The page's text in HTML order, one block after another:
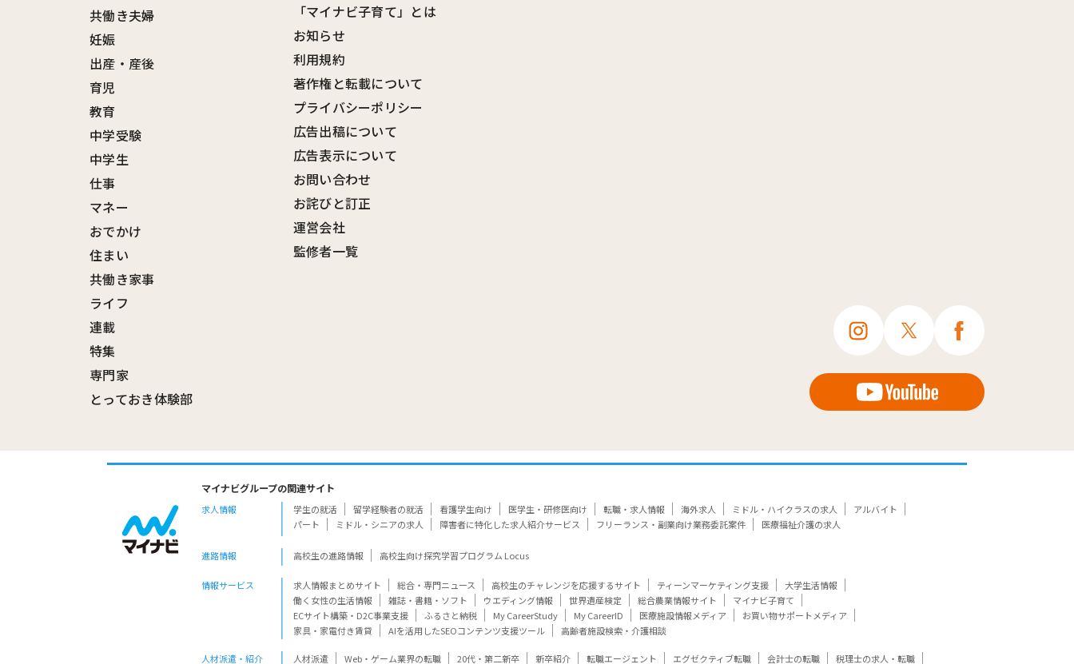
共働き夫婦
妊娠
出産・産後
育児
教育
中学受験
中学生
仕事
マネー
おでかけ
住まい
共働き家事
ライフ
連載
特集
専門家
とっておき体験部
「マイナビ子育て」とは
お知らせ
利用規約
著作権と転載について
プライバシーポリシー
広告出稿について
広告表示について
お問い合わせ
お詫びと訂正
運営会社
監修者一覧
マイナビグループの関連サイト
求人情報 学生の就活 留学経験者の就活 看護学生向け 医学生・研修医向け 転職・求人情報 海外求人 ミドル・ハイクラスの求人
アルバイト
パート
ミドル・シニアの求人 障害者に特化した求人紹介サービス フリーランス・副業向け業務委託案件 医療福祉介護の求人
進路情報 高校生の進路情報 高校生向け探究学習プログラム Locus
情報サービス 求人情報まとめサイト 総合・専門ニュース 高校生のチャレンジを応援するサイト ティーンマーケティング支援
大学生活情報
働く女性の生活情報
雑誌・書籍・ソフト ウエディング情報 世界遺産検定 総合農業情報サイト
マイナビ子育て
ECサイト構築・D2C事業支援
ふるさと納税 My CareerStudy My CareerID 医療施設情報メディア
お買い物サポートメディア
家具・家電付き賃貸
AIを活用したSEOコンテンツ支援ツール 高齢者施設検索・介護相談
人材派遣・紹介 人材派遣 Web・ゲーム業界の転職 20代・第二新卒 新卒紹介 転職エージェント エグゼクティブ転職 会計士の転職 税理士の求人・転職